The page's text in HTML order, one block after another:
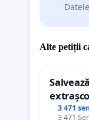
Alte petiții
3 471
3 471